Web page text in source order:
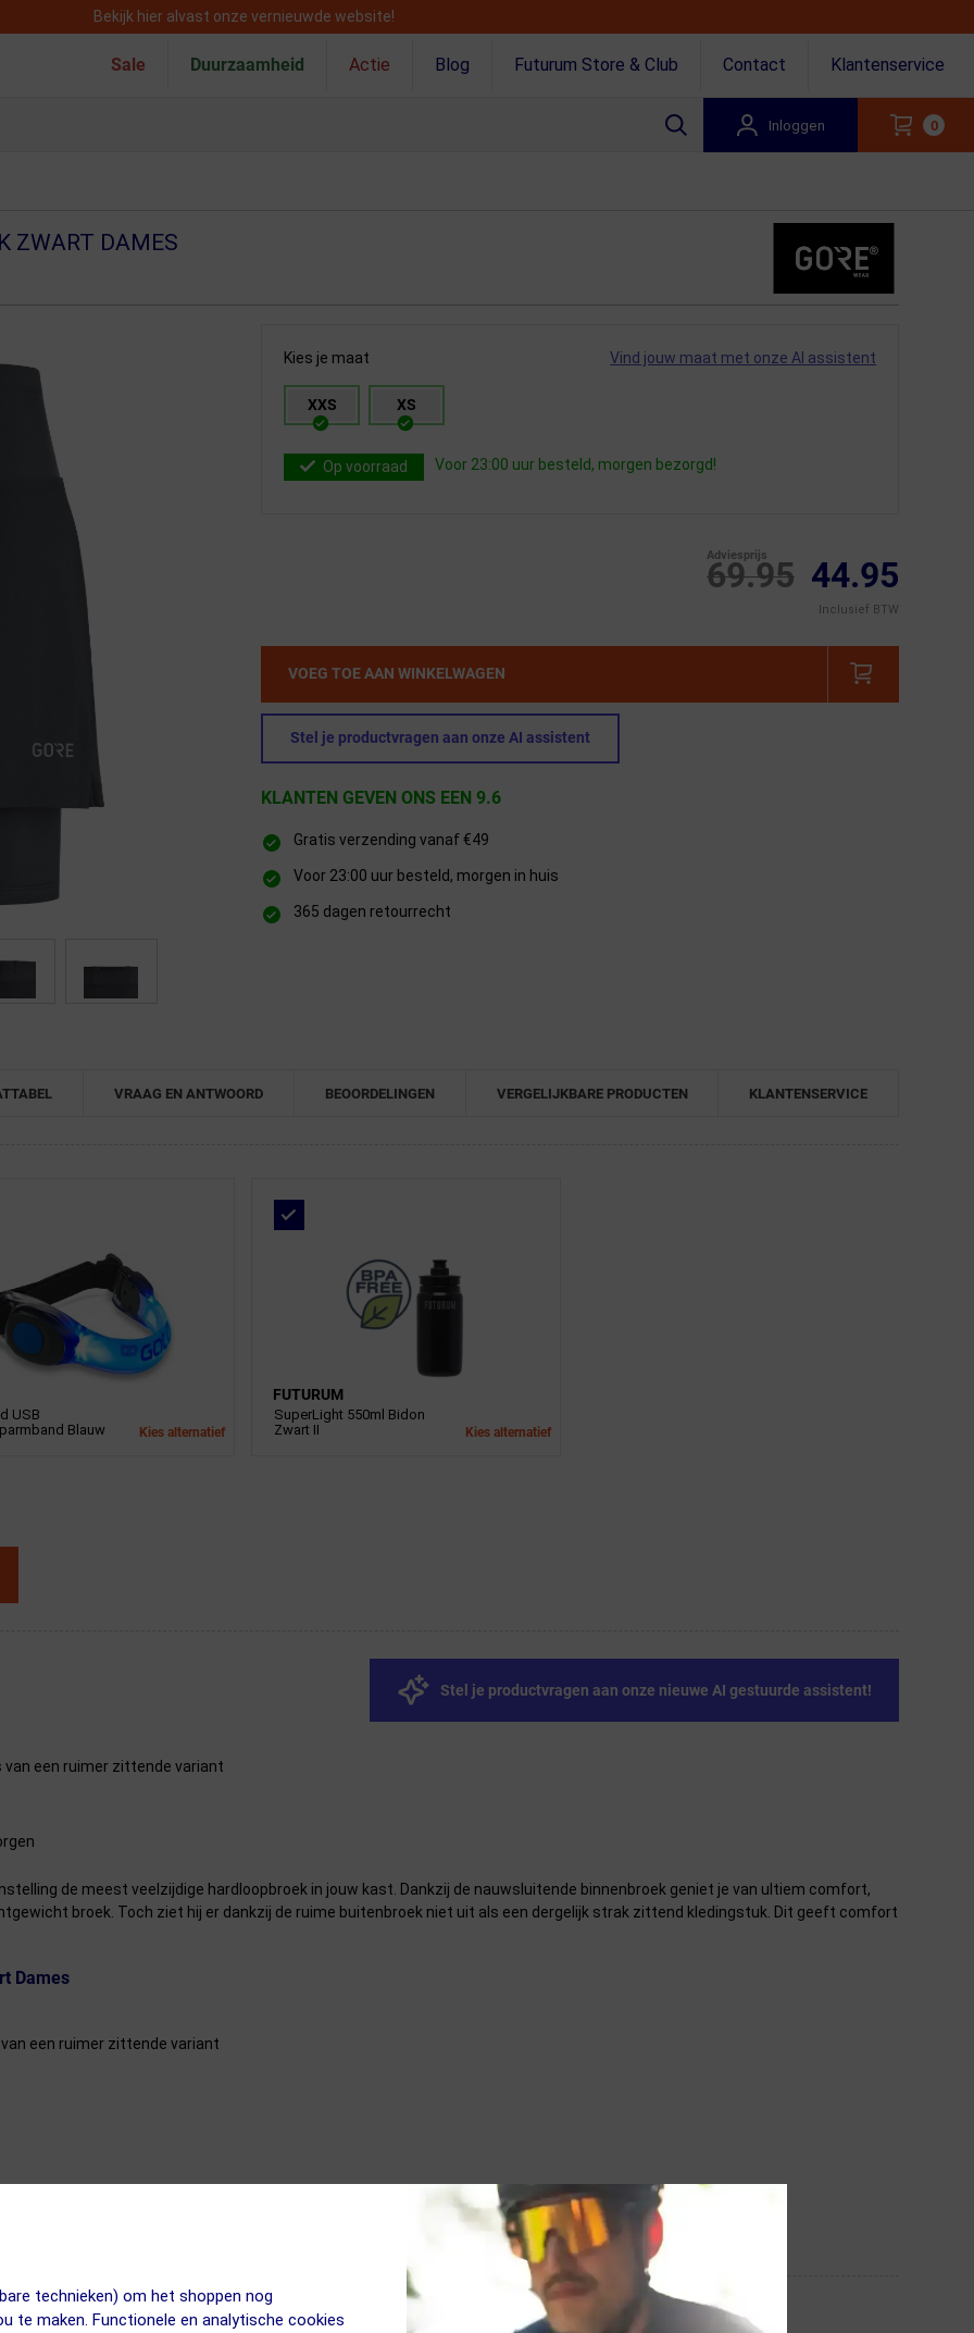
technieken) om het shoppen nog
te maken. Functionele en analytische cookies
Bekijk hier alvast onze vernieuwde website!
Sale Duurzaamheid Actie Blog Futurum Store & Club Contact Klantenservice
Inloggen 0
ZWART DAMES
Kies je maat Vind jouw maat met onze AI assistent
XXS XS
Op voorraad Voor 23:00 uur besteld, morgen bezorgd!
69.95
Adviesprijs 44.95
Inclusief BTW
VOEG TOE AAN WINKELWAGEN
Stel je productvragen aan onze AI assistent
KLANTEN GEVEN ONS EEN 9.6
Gratis verzending vanaf €49
Voor 23:00 uur besteld, morgen in huis
365 dagen retourrecht
VRAAG EN ANTWOORD BEOORDELINGEN VERGELIJKBARE PRODUCTEN KLANTENSERVICE
USB
Blauw
Kies alternatief
FUTURUM
SuperLight 550ml Bidon
Zwart II
Kies alternatief
Stel je productvragen aan onze nieuwe AI gestuurde assistent!
een ruimer zittende variant
de meest veelzijdige hardloopbroek in jouw kast. Dankzij de nauwsluitende binnenbroek geniet je van ultiem comfort,
broek. Toch ziet hij er dankzij de ruime buitenbroek niet uit als een dergelijk strak zittend kledingstuk. Dit geeft comfort
Dames
een ruimer zittende variant